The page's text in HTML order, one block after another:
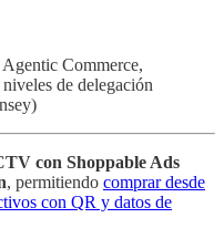
Commerce,
de delegación
con Shoppable Ads
, permitiendo comprar desde
con QR y datos de